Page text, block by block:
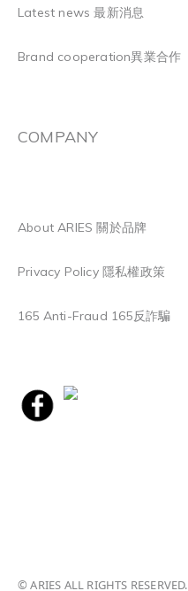
Latest news 最新消息
Brand cooperation異業合作
COMPANY
About ARIES 關於品牌
Privacy Policy 隱私權政策
165 Anti-Fraud 165反詐騙
© ARIES ALL RIGHTS RESERVED.